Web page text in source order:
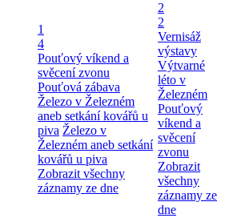
1
4
Pouťový víkend a
svěcení zvonu
Pouťová zábava
Železo v Železném
aneb setkání kovářů u
piva Železo v
Železném aneb setkání
kovářů u piva
Zobrazit všechny
záznamy ze dne
2
2
Vernisáž
výstavy
Výtvarné
léto v
Železném
Pouťový
víkend a
svěcení
zvonu
Zobrazit
všechny
záznamy ze
dne